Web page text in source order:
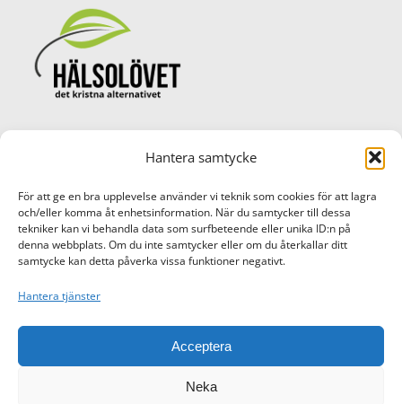
Hantera samtycke
För att ge en bra upplevelse använder vi teknik som cookies för att lagra
och/eller komma åt enhetsinformation. När du samtycker till dessa
tekniker kan vi behandla data som surfbeteende eller unika ID:n på
denna webbplats. Om du inte samtycker eller om du återkallar ditt
samtycke kan detta påverka vissa funktioner negativt.
Hantera tjänster
Acceptera
Neka
© Copyright Hälsolövet AB 2017 -
Bankgiro: 372-3608
Swish: 1232 88 6968